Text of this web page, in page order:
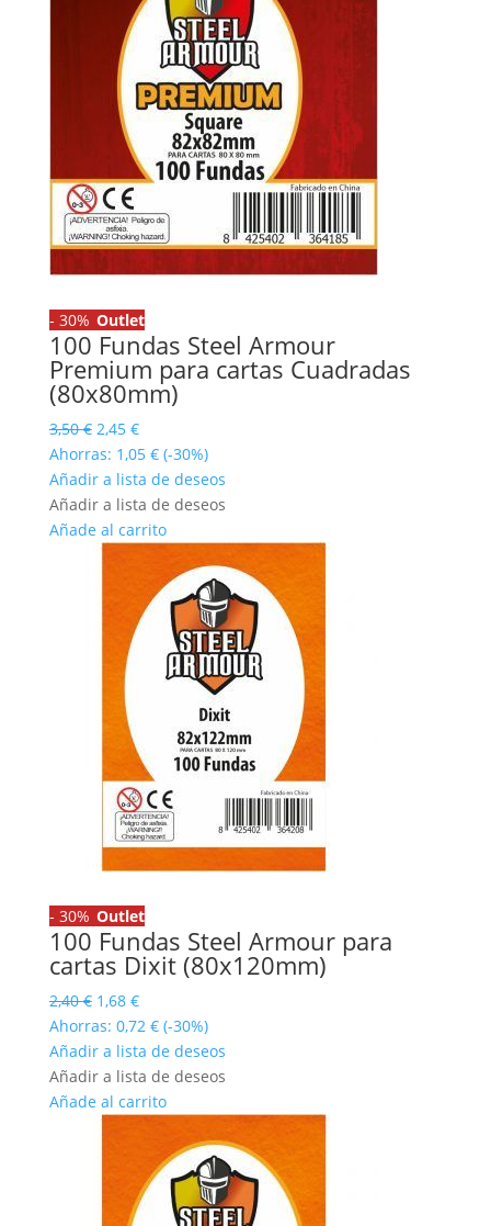
- 30% Outlet
100 Fundas Steel Armour
Premium para cartas Cuadradas
(80x80mm)
3,50€ El
precio
original
era:
3,50 €.
2,45 €El
precio
actual
es:
2,45 €.
Ahorras: 1,05 € (-30%)
Añadir a lista de deseos
Añadir a lista de deseos
Añade al carrito
- 30% Outlet
100 Fundas Steel Armour para
cartas Dixit (80x120mm)
2,40€ El
precio
original
era:
2,40 €.
1,68 €El
precio
actual
es:
1,68 €.
Ahorras: 0,72 € (-30%)
Añadir a lista de deseos
Añadir a lista de deseos
Añade al carrito